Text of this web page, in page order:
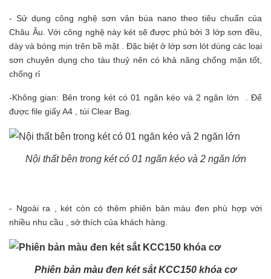
- Sử dụng công nghệ sơn vân búa nano theo tiêu chuẩn của
Châu Âu. Với công nghệ này két sẽ được phủ bởi 3 lớp sơn đều,
dày và bóng mịn trên bề mặt . Đặc biệt ở lớp sơn lót dùng các loại
sơn chuyên dụng cho tàu thuỷ nên có khả năng chống mặn tốt,
chống rỉ
-Không gian: Bên trong két có 01 ngăn kéo và 2 ngăn lớn . Để
được file giấy A4 , túi Clear Bag
Nội thất bên trong két có 01 ngăn kéo và 2 ngăn lớn
- Ngoài ra , két còn có thêm phiên bản màu đen phù hợp với
nhiều nhu cầu , sở thích của khách hàng.
Phiên bản màu đen két sắt KCC150 khóa cơ